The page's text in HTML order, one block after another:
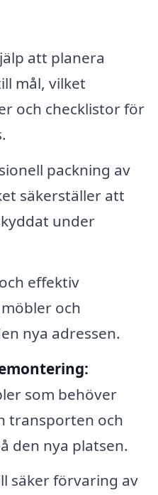
att planera
mål, vilket
och checklistor för
packning av
säkerställer att
under
effektiv
och
nya adressen.
som behöver
transporten och
den nya platsen.
säker förvaring av